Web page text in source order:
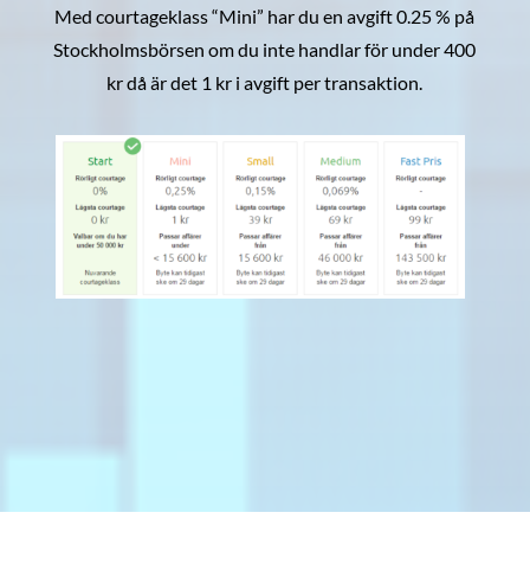
Med courtageklass “Mini” har du en avgift 0.25 % på
Stockholmsbörsen om du inte handlar för under 400
kr då är det 1 kr i avgift per transaktion.